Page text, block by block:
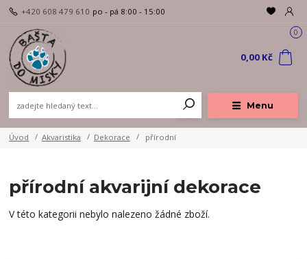
Menu
+420 608 479 610 po - pá 8:00 - 15:00
0
0,00 Kč
Úvod Akvaristika Dekorace přírodní
přírodní akvarijní dekorace
V této kategorii nebylo nalezeno žádné zboží.